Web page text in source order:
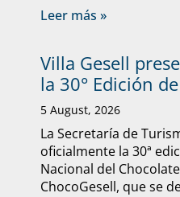
Leer más »
Villa Gesell
la 30° Edición
5 August, 2026
La Secretaría de
oficialmente la 30ª
Nacional del
ChocoGesell, que se